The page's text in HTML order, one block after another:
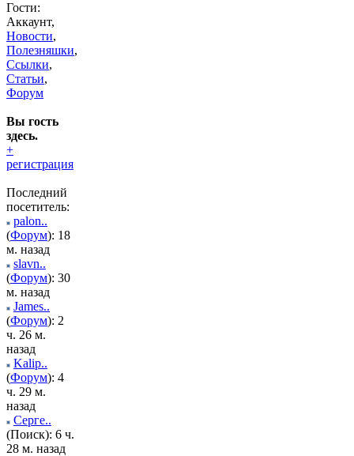
Гости:
Аккаунт,
Новости,
Полезняшки,
Ссылки,
Статьи,
Форум
Вы гость
здесь.
+
регистрация
Последний
посетитель:
palon..
(Форум): 18
м. назад
slavn..
(Форум): 30
м. назад
James..
(Форум): 2
ч. 26 м.
назад
Kalip..
(Форум): 4
ч. 29 м.
назад
Серге..
(Поиск): 6 ч.
28 м. назад